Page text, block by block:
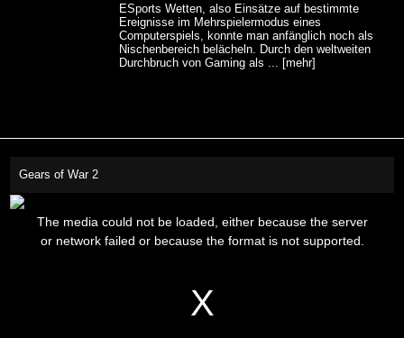
ESports Wetten, also Einsätze auf bestimmte
Ereignisse im Mehrspielermodus eines
Computerspiels, konnte man anfänglich noch als
Nischenbereich belächeln. Durch den weltweiten
Durchbruch von Gaming als ... [mehr]
Gears of War 2
This
window.
The media could not be loaded, either because the server
or network failed or because the format is not supported.